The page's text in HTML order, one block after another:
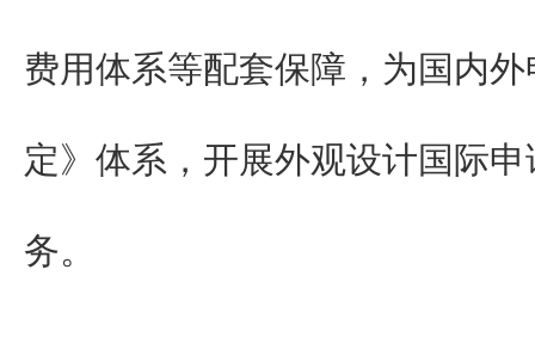
费用体系等配套保障，为国内
定》体系，开展外观设计国际
务。